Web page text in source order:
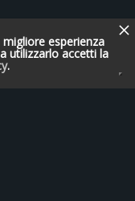
esperienza
utilizzarlo accetti la
.